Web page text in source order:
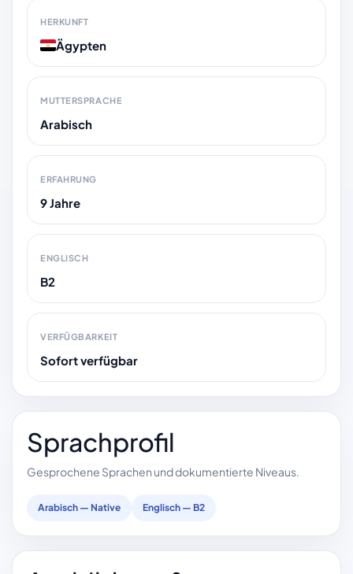
HERKUNFT
Ägypten
MUTTERSPRACHE
Arabisch
ERFAHRUNG
9 Jahre
ENGLISCH
B2
VERFÜGBARKEIT
Sofort verfügbar
Sprachprofil
Gesprochene Sprachen und dokumentierte Niveaus.
Arabisch — Native Englisch — B2